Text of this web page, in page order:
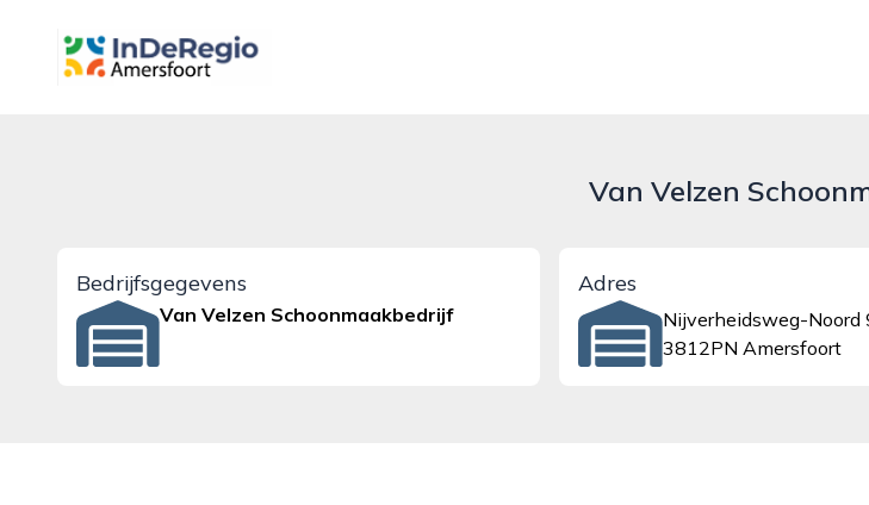
inderegioamersfoort.nl
Van Velzen
Bedrijfsgegevens
Van Velzen Schoonmaakbedrijf
Adres
Nijverheidsweg-Noord
3812PN Amersfoort